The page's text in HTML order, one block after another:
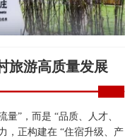
旅游高质量发展
”，而是 “品质、人才、
，正构建在 “住宿升级、产